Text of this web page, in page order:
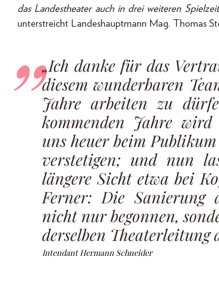
das Landestheater auch in drei weiteren
unterstreicht Landeshauptmann Mag. Thomas
„Ich danke für das
diesem wunderbaren
Jahre arbeiten zu
kommenden Jahre wird
uns heuer beim
verstetigen; und nun
längere Sicht etwa bei
Ferner: Die Sanierung
nicht nur begonnen,
derselben Theaterleitung
Intendant Hermann Schneider